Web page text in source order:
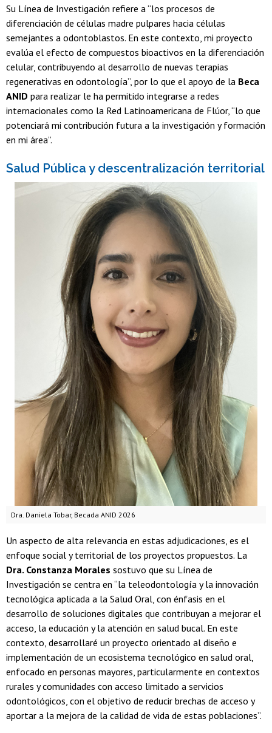
Su Línea de Investigación refiere a “los procesos de
diferenciación de células madre pulpares hacia células
semejantes a odontoblastos. En este contexto, mi proyecto
evalúa el efecto de compuestos bioactivos en la diferenciación
celular, contribuyendo al desarrollo de nuevas terapias
regenerativas en odontología”, por lo que el apoyo de la Beca
ANID para realizar le ha permitido integrarse a redes
internacionales como la Red Latinoamericana de Flúor, “lo que
potenciará mi contribución futura a la investigación y formación
en mi área”.
Salud Pública y descentralización territorial
Dra. Daniela Tobar, Becada ANID 2026
Un aspecto de alta relevancia en estas adjudicaciones, es el
enfoque social y territorial de los proyectos propuestos. La
Dra. Constanza Morales sostuvo que su Línea de
Investigación se centra en “la teleodontología y la innovación
tecnológica aplicada a la Salud Oral, con énfasis en el
desarrollo de soluciones digitales que contribuyan a mejorar el
acceso, la educación y la atención en salud bucal. En este
contexto, desarrollaré un proyecto orientado al diseño e
implementación de un ecosistema tecnológico en salud oral,
enfocado en personas mayores, particularmente en contextos
rurales y comunidades con acceso limitado a servicios
odontológicos, con el objetivo de reducir brechas de acceso y
aportar a la mejora de la calidad de vida de estas poblaciones”.